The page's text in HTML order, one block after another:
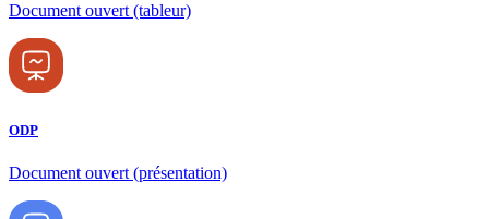
Document ouvert (tableur)
ODP
Document ouvert (présentation)